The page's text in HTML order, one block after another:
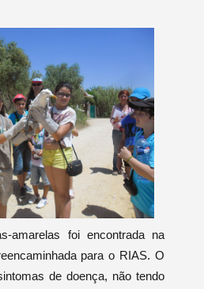
amarelas foi encontrada na
para o RIAS. O
de doença, não tendo